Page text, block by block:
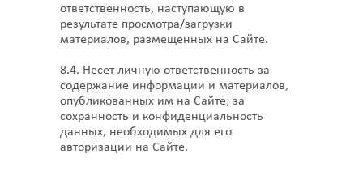
ответственность, наступающую в
результате просмотра/загрузки
материалов, размещенных на Сайте.
8.4. Несет личную ответственность за
содержание информации и материалов,
опубликованных им на Сайте; за
сохранность и конфиденциальность
данных, необходимых для его
авторизации на Сайте.